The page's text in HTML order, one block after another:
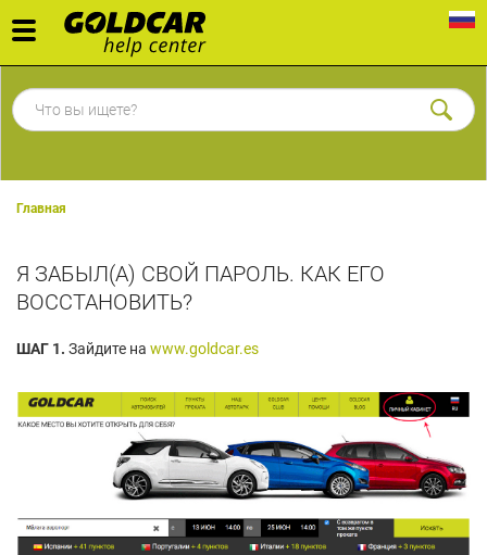
Toggle
navigation
Главная
Я ЗАБЫЛ(А) СВОЙ ПАРОЛЬ. КАК ЕГО
ВОССТАНОВИТЬ?
ШАГ 1. Зайдите на www.goldcar.es